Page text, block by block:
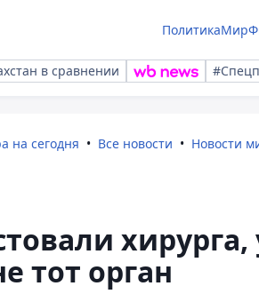
ПолитикаМир
в сравнении
на сегодня Все новости Новости
тот орган